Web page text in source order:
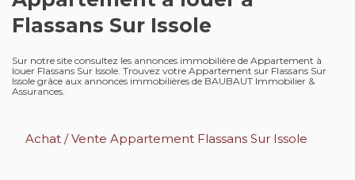
Contact
Extranet
Flassans Sur Issole
Sur notre site consultez les annonces immobilière de Appartement à
louer Flassans Sur Issole. Trouvez votre Appartement sur Flassans Sur
Issole grâce aux annonces immobilières de BAUBAUT Immobilier &
Assurances.
Achat / Vente Appartement Flassans Sur Issole